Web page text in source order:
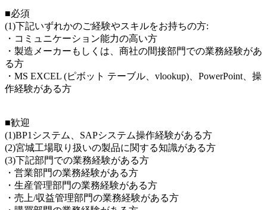
■必須
(1)下記いずれかのご経験やスキルをお持ちの方:
・コミュニケーション能力の高い方
・製造メーカーもしくは、商社の間接部門での業務経験があ
る方
・MS EXCEL (ピボット テーブル、vlookup)、PowerPoint、操
作経験がある方
■歓迎
(1)BP1システム、SAPシステム操作経験がある方
(2)宮城工場取り扱いの製品に関する知識がある方
(3)下記部門での業務経験がある方
・営業部門の業務経験がある方
・生産管理部門の業務経験がある方
・売上/収益管理部門の業務経験がある方